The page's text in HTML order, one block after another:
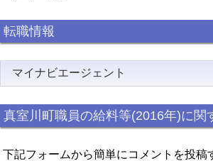
転職情報
マイナビエージェント
真室川町職員の給料等(2016年)に関
下記フォームから簡単にコメントを投稿